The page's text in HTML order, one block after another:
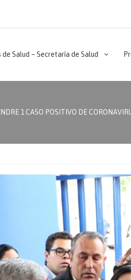
de Salud – Secretaría de Salud
1 CASO POSITIVO DE